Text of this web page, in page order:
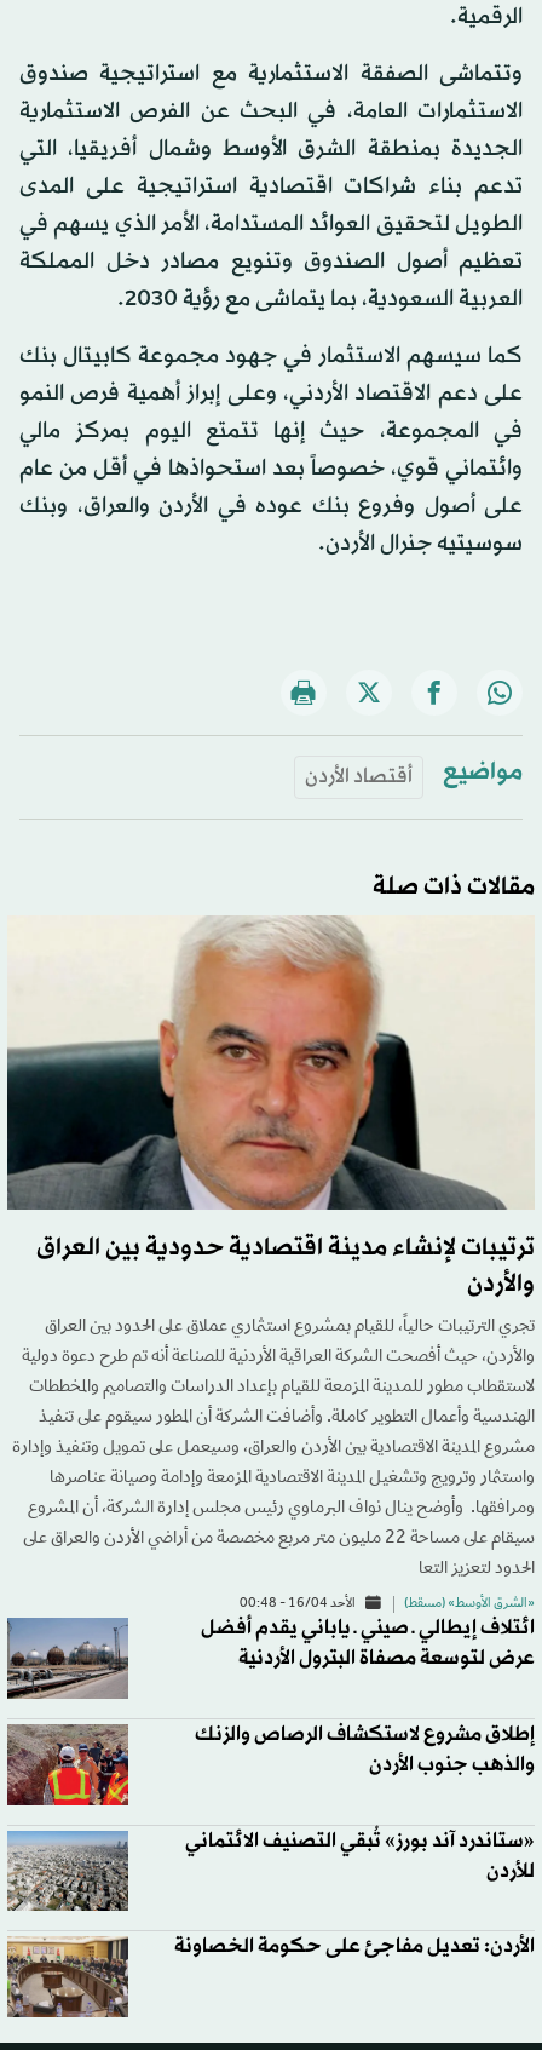
الرقمية.
وتتماشى الصفقة الاستثمارية مع استراتيجية صندوق
الاستثمارات العامة، في البحث عن الفرص الاستثمارية
الجديدة بمنطقة الشرق الأوسط وشمال أفريقيا، التي
تدعم بناء شراكات اقتصادية استراتيجية على المدى
الطويل لتحقيق العوائد المستدامة، الأمر الذي يسهم في
تعظيم أصول الصندوق وتنويع مصادر دخل المملكة
العربية السعودية، بما يتماشى مع رؤية 2030.
كما سيسهم الاستثمار في جهود مجموعة كابيتال بنك
على دعم الاقتصاد الأردني، وعلى إبراز أهمية فرص النمو
في المجموعة، حيث إنها تتمتع اليوم بمركز مالي
وائتماني قوي، خصوصاً بعد استحواذها في أقل من عام
على أصول وفروع بنك عوده في الأردن والعراق، وبنك
سوسيتيه جنرال الأردن.
مواضيع أقتصاد الأردن
مقالات ذات صلة
ترتيبات لإنشاء مدينة اقتصادية حدودية بين العراق
والأردن
تجري الترتيبات حالياً، للقيام بمشروع استثماري عملاق على الحدود بين العراق
والأردن، حيث أفصحت الشركة العراقية الأردنية للصناعة أنه تم طرح دعوة دولية
لاستقطاب مطور للمدينة المزمعة للقيام بإعداد الدراسات والتصاميم والمخططات
الهندسية وأعمال التطوير كاملة. وأضافت الشركة أن المطور سيقوم على تنفيذ
مشروع المدينة الاقتصادية بين الأردن والعراق، وسيعمل على تمويل وتنفيذ وإدارة
واستثمار وترويج وتشغيل المدينة الاقتصادية المزمعة وإدامة وصيانة عناصرها
ومرافقها.‭ ‬ وأوضح ينال نواف البرماوي رئيس مجلس إدارة الشركة، أن المشروع
سيقام على مساحة 22 مليون متر مربع مخصصة من أراضي الأردن والعراق على
الحدود لتعزيز التعا
«الشرق الأوسط» (مسقط) الأحد 16/04 - 00:48
ائتلاف إيطالي ـ صيني ـ ياباني يقدم أفضل
عرض لتوسعة مصفاة البترول الأردنية
إطلاق مشروع لاستكشاف الرصاص والزنك
والذهب جنوب الأردن
«ستاندرد آند بورز» تُبقي التصنيف الائتماني
للأردن
الأردن: تعديل مفاجئ على حكومة الخصاونة